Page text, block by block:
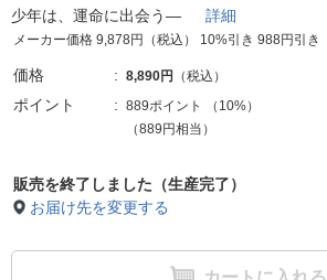
少年は、運命に出会う― 詳細
メーカー価格 9,878円（税込） 10%引き 988円引き
価格 8,890円 （税込）
ポイント 889ポイント （ 10%）
（889円相当）
販売を終了しました（生産完了）
お届け先を変更する